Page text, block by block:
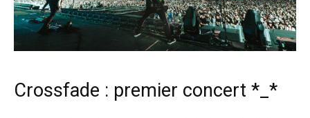
Crossfade : premier concert *_*